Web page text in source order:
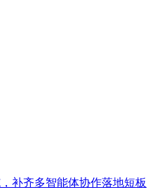
补齐多智能体协作落地短板